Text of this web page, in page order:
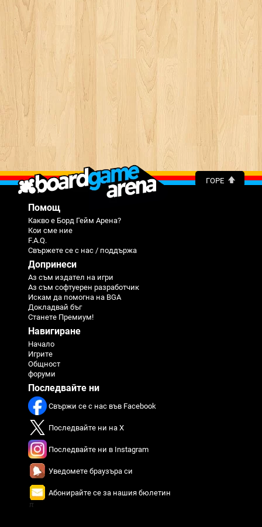
ГОРЕ
Помощ
Какво е Борд Гейм Арена?
Кои сме ние
F.A.Q.
Свържете се с нас / поддържа
Допринеси
Аз съм издател на игри
Аз съм софтуерен разработчик
Искам да помогна на BGA
Докладвай бъг
Станете Премиум!
Навигиране
Начало
Игрите
Общност
форуми
Последвайте ни
Свържи се с нас във Facebook
Последвайте ни на X
Последвайте ни в Instagram
Уведомете браузъра си
Абонирайте се за нашия бюлетин
π